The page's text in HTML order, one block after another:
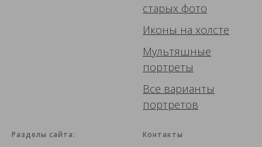
старых фото
Иконы на холсте
Мультяшные
портреты
Все варианты
портретов
Разделы сайта: Контакты